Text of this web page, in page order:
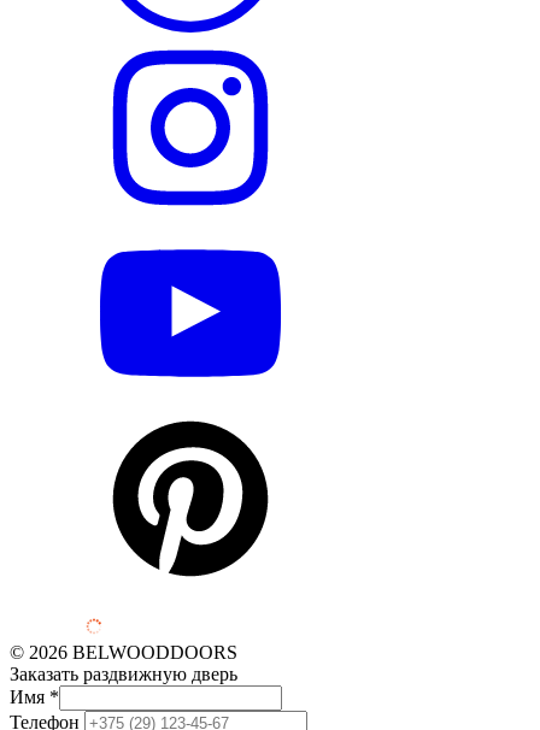
© 2026 BELWOODDOORS
Заказать раздвижную дверь
Имя *
Телефон